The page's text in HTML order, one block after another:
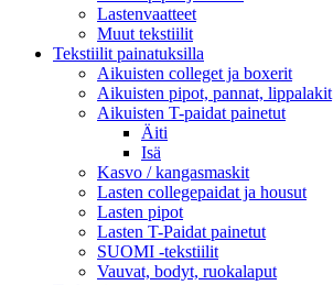
Lastenvaatteet
Muut tekstiilit
Tekstiilit painatuksilla
Aikuisten colleget ja boxerit
Aikuisten pipot, pannat, lippalakit
Aikuisten T-paidat painetut
Äiti
Isä
Kasvo / kangasmaskit
Lasten collegepaidat ja housut
Lasten pipot
Lasten T-Paidat painetut
SUOMI -tekstiilit
Vauvat, bodyt, ruokalaput